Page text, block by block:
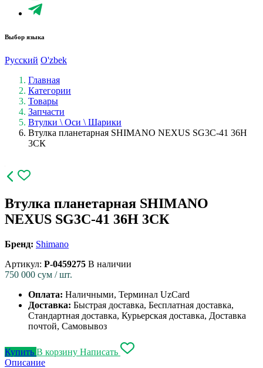
Выбор языка
Русский O'zbek
Главная
Категории
Товары
Запчасти
Втулки \ Оси \ Шарики
Втулка планетарная SHIMANO NEXUS SG3C-41 36H
3CК
Втулка планетарная SHIMANO
NEXUS SG3C-41 36H 3CК
Бренд: Shimano
Артикул: P-0459275 В наличии
750 000 сум / шт.
Оплата: Наличными, Терминал UzCard
Доставка: Быстрая доставка, Бесплатная доставка,
Стандартная доставка, Курьерская доставка, Доставка
почтой, Самовывоз
Купить В корзину Написать
Описание